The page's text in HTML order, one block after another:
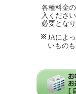
各種料金
入くださ
必要となり
JAによ
いものも